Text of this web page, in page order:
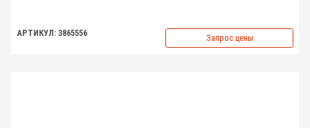
АРТИКУЛ: 3865556 Запрос цены